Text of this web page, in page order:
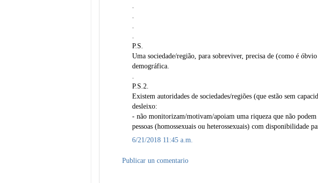
P.S.
Uma sociedade/região, para sobreviver, precisa de (como é
demográfica.
P.S.2.
Existem autoridades de sociedades/regiões (que estão sem
desleixo:
- não monitorizam/motivam/apoiam uma riqueza que não
pessoas (homossexuais ou heterossexuais) com disponibilidade
6/21/2018 11:45 a.m.
Publicar un comentario